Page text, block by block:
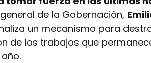
de la Gobernación,
un mecanismo para
de los trabajos que